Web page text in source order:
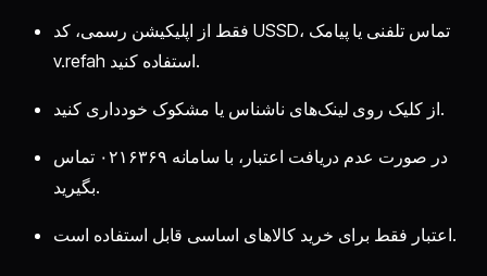
فقط از اپلیکیشن رسمی، کد USSD، تماس تلفنی یا پیامک
v.refah استفاده کنید.
از کلیک روی لینک‌های ناشناس یا مشکوک خودداری کنید.
در صورت عدم دریافت اعتبار، با سامانه ۰۲۱۶۳۶۹ تماس
بگیرید.
اعتبار فقط برای خرید کالاهای اساسی قابل استفاده است.